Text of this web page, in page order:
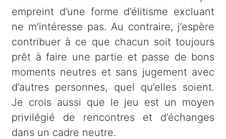
empreint d’une forme d’élitisme excluant
ne m’intéresse pas. Au contraire, j’espère
contribuer à ce que chacun soit toujours
prêt à faire une partie et passe de bons
moments neutres et sans jugement avec
d’autres personnes, quel qu’elles soient.
Je crois aussi que le jeu est un moyen
privilégié de rencontres et d’échanges
dans un cadre neutre.